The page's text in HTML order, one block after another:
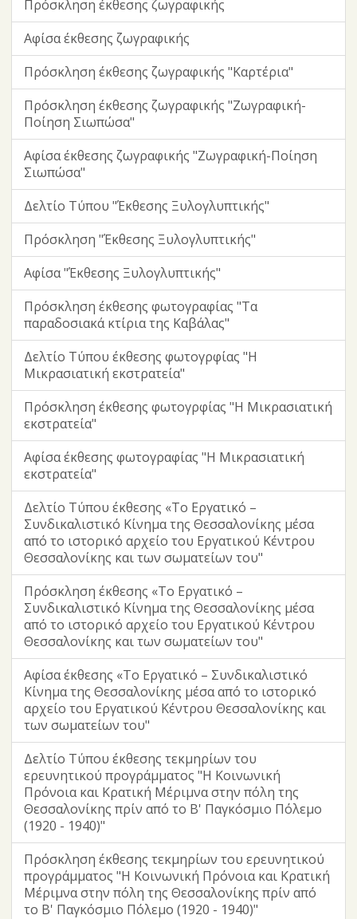
Πρόσκληση έκθεσης ζωγραφικής
Αφίσα έκθεσης ζωγραφικής
Πρόσκληση έκθεσης ζωγραφικής "Καρτέρια"
Πρόσκληση έκθεσης ζωγραφικής "Ζωγραφική-
Ποίηση Σιωπώσα"
Αφίσα έκθεσης ζωγραφικής "Ζωγραφική-Ποίηση
Σιωπώσα"
Δελτίο Τύπου "Έκθεσης Ξυλογλυπτικής"
Πρόσκληση "Έκθεσης Ξυλογλυπτικής"
Αφίσα "Έκθεσης Ξυλογλυπτικής"
Πρόσκληση έκθεσης φωτογραφίας "Τα
παραδοσιακά κτίρια της Καβάλας"
Δελτίο Τύπου έκθεσης φωτογρφίας "Η
Μικρασιατική εκστρατεία"
Πρόσκληση έκθεσης φωτογρφίας "Η Μικρασιατική
εκστρατεία"
Αφίσα έκθεσης φωτογραφίας "Η Μικρασιατική
εκστρατεία"
Δελτίο Τύπου έκθεσης «Το Εργατικό –
Συνδικαλιστικό Κίνημα της Θεσσαλονίκης μέσα
από το ιστορικό αρχείο του Εργατικού Κέντρου
Θεσσαλονίκης και των σωματείων του"
Πρόσκληση έκθεσης «Το Εργατικό –
Συνδικαλιστικό Κίνημα της Θεσσαλονίκης μέσα
από το ιστορικό αρχείο του Εργατικού Κέντρου
Θεσσαλονίκης και των σωματείων του"
Αφίσα έκθεσης «Το Εργατικό – Συνδικαλιστικό
Κίνημα της Θεσσαλονίκης μέσα από το ιστορικό
αρχείο του Εργατικού Κέντρου Θεσσαλονίκης και
των σωματείων του"
Δελτίο Τύπου έκθεσης τεκμηρίων του
ερευνητικού προγράμματος "Η Κοινωνική
Πρόνοια και Κρατική Μέριμνα στην πόλη της
Θεσσαλονίκης πρίν από το Β' Παγκόσμιο Πόλεμο
(1920 - 1940)"
Πρόσκληση έκθεσης τεκμηρίων του ερευνητικού
προγράμματος "Η Κοινωνική Πρόνοια και Κρατική
Μέριμνα στην πόλη της Θεσσαλονίκης πρίν από
το Β' Παγκόσμιο Πόλεμο (1920 - 1940)"